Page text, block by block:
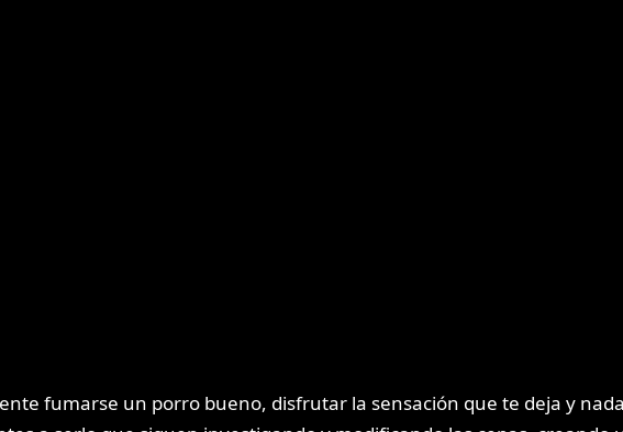
fumarse un porro bueno, disfrutar la sensación que te deja y